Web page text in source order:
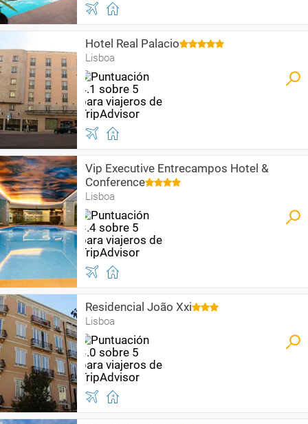
Hotel Real Palacio
Lisboa
Vip Executive Entrecampos Hotel &
Conference
Lisboa
Residencial João Xxi
Lisboa